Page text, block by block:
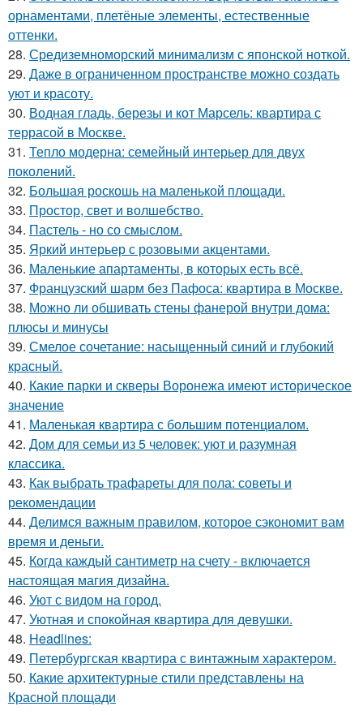
орнаментами, плетёные элементы, естественные
оттенки.
28. Средиземноморский минимализм с японской ноткой.
29. Даже в ограниченном пространстве можно создать
уют и красоту.
30. Водная гладь, березы и кот Марсель: квартира с
террасой в Москве.
31. Тепло модерна: семейный интерьер для двух
поколений.
32. Большая роскошь на маленькой площади.
33. Простор, свет и волшебство.
34. Пастель - но со смыслом.
35. Яркий интерьер с розовыми акцентами.
36. Маленькие апартаменты, в которых есть всё.
37. Французский шарм без Пафоса: квартира в Москве.
38. Можно ли обшивать стены фанерой внутри дома:
плюсы и минусы
39. Смелое сочетание: насыщенный синий и глубокий
красный.
40. Какие парки и скверы Воронежа имеют историческое
значение
41. Маленькая квартира с большим потенциалом.
42. Дом для семьи из 5 человек: уют и разумная
классика.
43. Как выбрать трафареты для пола: советы и
рекомендации
44. Делимся важным правилом, которое сэкономит вам
время и деньги.
45. Когда каждый сантиметр на счету - включается
настоящая магия дизайна.
46. Уют с видом на город.
47. Уютная и спокойная квартира для девушки.
48. Headlines:
49. Петербургская квартира с винтажным характером.
50. Какие архитектурные стили представлены на
Красной площади